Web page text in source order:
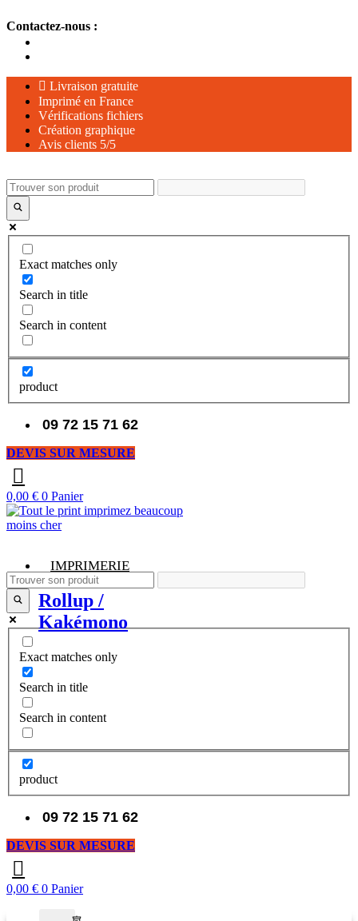
au
contenu
Contactez-nous :
Livraison gratuite
Imprimé en France
Vérifications fichiers
Création graphique
Avis clients 5/5
Exact matches only
Search in title
Search in content
product
09 72 15 71 62
DEVIS SUR MESURE
0,00 € 0 Panier
IMPRIMERIE
Rollup /
Kakémono
Exact matches only
Search in title
Search in content
product
09 72 15 71 62
DEVIS SUR MESURE
0,00 € 0 Panier